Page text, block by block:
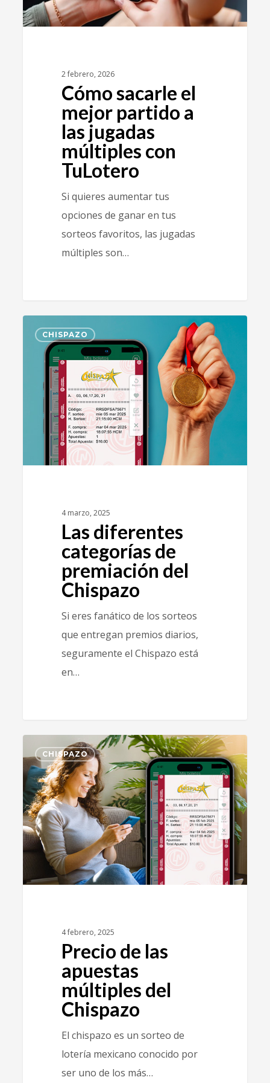
2 febrero, 2026
Cómo sacarle el
mejor partido a
las jugadas
múltiples con
TuLotero
Si quieres aumentar tus
opciones de ganar en tus
sorteos favoritos, las jugadas
múltiples son…
CHISPAZO
4 marzo, 2025
Las diferentes
categorías de
premiación del
Chispazo
Si eres fanático de los sorteos
que entregan premios diarios,
seguramente el Chispazo está
en…
CHISPAZO
4 febrero, 2025
Precio de las
apuestas
múltiples del
Chispazo
El chispazo es un sorteo de
lotería mexicano conocido por
ser uno de los más…
0